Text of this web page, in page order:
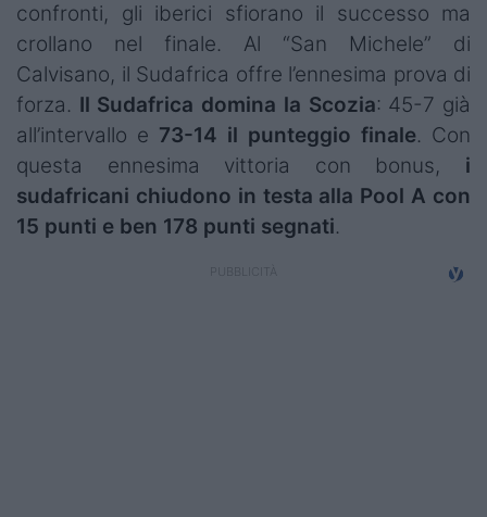
Super Rugby
Rugby in TV
Mercato
Serie A Elite
Campionati
confronti, gli iberici sfiorano il successo ma
crollano nel finale. Al “San Michele” di
Calvisano, il Sudafrica offre l’ennesima prova di
forza. Il Sudafrica domina la Scozia: 45-7 già
all’intervallo e 73-14 il punteggio finale. Con
questa ennesima vittoria con bonus, i
sudafricani chiudono in testa alla Pool A con
15 punti e ben 178 punti segnati.